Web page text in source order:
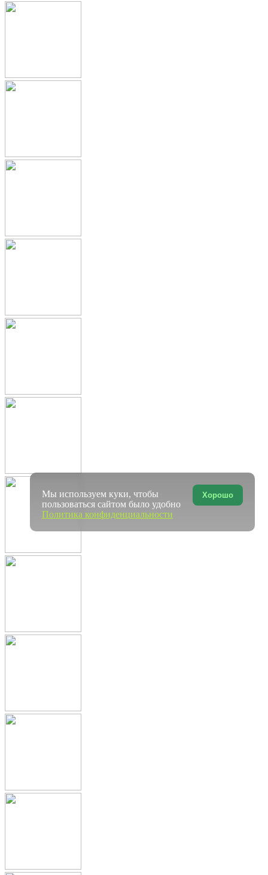
Хорошо
Мы используем куки, чтобы
пользоваться сайтом было удобно
Политика конфиденциальности